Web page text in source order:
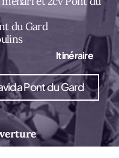
du Gard
Itinéraire
Pont du Gard